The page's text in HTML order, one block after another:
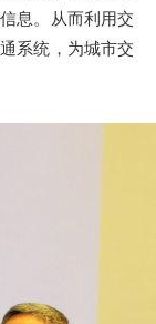
息。从而利用交
系统，为城市交